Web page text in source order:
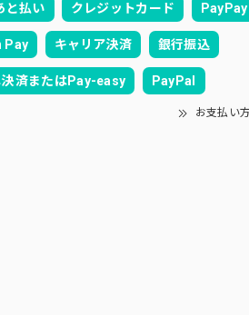
と払い クレジットカード PayPay
Pay キャリア決済 銀行振込
決済またはPay-easy PayPal
お支払い